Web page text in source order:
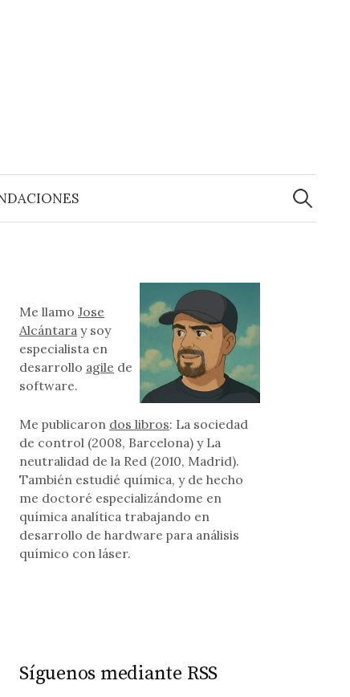
Buscar:
Me llamoJose
Alcántara y soy
especialista en
desarrollo agile de
software.
Me publicaron dos libros: La sociedad
de control (2008, Barcelona) y La
neutralidad de la Red (2010, Madrid).
También estudié química, y de hecho
me doctoré especializándome en
química analítica trabajando en
desarrollo de hardware para análisis
químico con láser.
Síguenos mediante RSS